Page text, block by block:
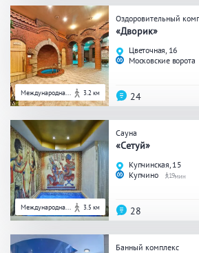
Кухня
Мангал/ барбекю
Заказ по меню
Удобства
На берегу водоема
Комната отдыха
Детская комната
Сеновал
Международна... 3.2 км
Оздоровительный
«Дворик»
Цветочная, 16
Московские ворота
24
Международна... 3.5 км
Сауна
«Сетуй»
Купчинская, 15
Купчино
19
28
Банный комплекс